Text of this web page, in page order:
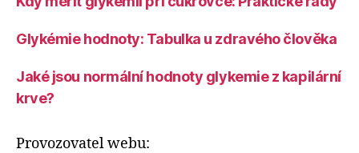
Glykémie hodnoty: Tabulka u zdravého člověka
Jaké jsou normální hodnoty glykemie z kapilární
krve?
Provozovatel webu: